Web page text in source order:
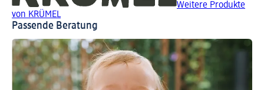
Weitere Produkte
von KRÜMEL
Passende Beratung